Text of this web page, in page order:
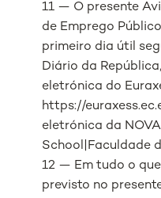
11 — O presente
de Emprego
primeiro dia útil
Diário da
eletrónica do
https://
eletrónica da
School|Faculdade
12 — Em tudo o
previsto no